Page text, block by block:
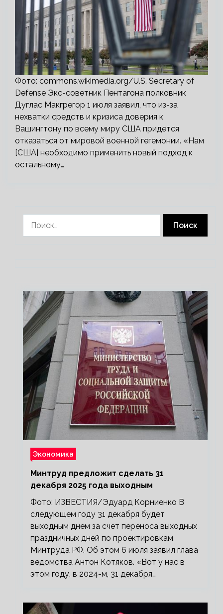
Фото: commons.wikimedia.org/U.S. Secretary of
Defense Экс-советник Пентагона полковник
Дуглас Макгрегор 1 июля заявил, что из-за
нехватки средств и кризиса доверия к
Вашингтону по всему миру США придется
отказаться от мировой военной гегемонии. «Нам
[США] необходимо применить новый подход к
остальному…
Экономика
Минтруд предложит сделать 31
декабря 2025 года выходным
Фото: ИЗВЕСТИЯ/Эдуард Корниенко В
следующем году 31 декабря будет
выходным днем за счет переноса выходных
праздничных дней по проектировкам
Минтруда РФ. Об этом 6 июля заявил глава
ведомства Антон Котяков. «Вот у нас в
этом году, в 2024-м, 31 декабря…